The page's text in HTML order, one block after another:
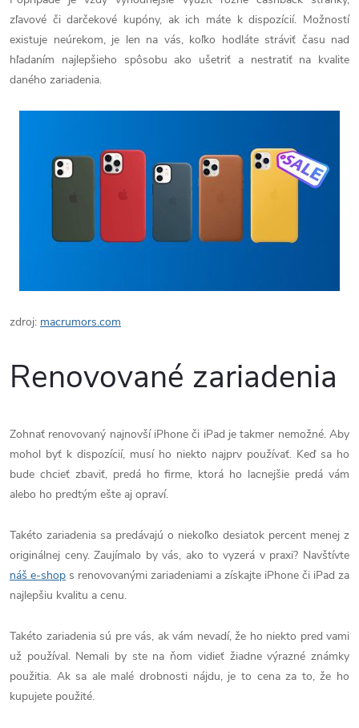
zľavové či darčekové kupóny, ak ich máte k dispozícií. Možností
existuje neúrekom, je len na vás, koľko hodláte stráviť času nad
hľadaním najlepšieho spôsobu ako ušetriť a nestratiť na kvalite
daného zariadenia.
zdroj: macrumors.com
Renovované zariadenia
Zohnať renovovaný najnovší iPhone či iPad je takmer nemožné. Aby
mohol byť k dispozícií, musí ho niekto najprv používať. Keď sa ho
bude chcieť zbaviť, predá ho firme, ktorá ho lacnejšie predá vám
alebo ho predtým ešte aj opraví.
Takéto zariadenia sa predávajú o niekoľko desiatok percent menej z
originálnej ceny. Zaujímalo by vás, ako to vyzerá v praxi? Navštívte
náš e-shop s renovovanými zariadeniami a získajte iPhone či iPad za
najlepšiu kvalitu a cenu.
Takéto zariadenia sú pre vás, ak vám nevadí, že ho niekto pred vami
už používal. Nemali by ste na ňom vidieť žiadne výrazné známky
použitia. Ak sa ale malé drobnosti nájdu, je to cena za to, že ho
kupujete použité.